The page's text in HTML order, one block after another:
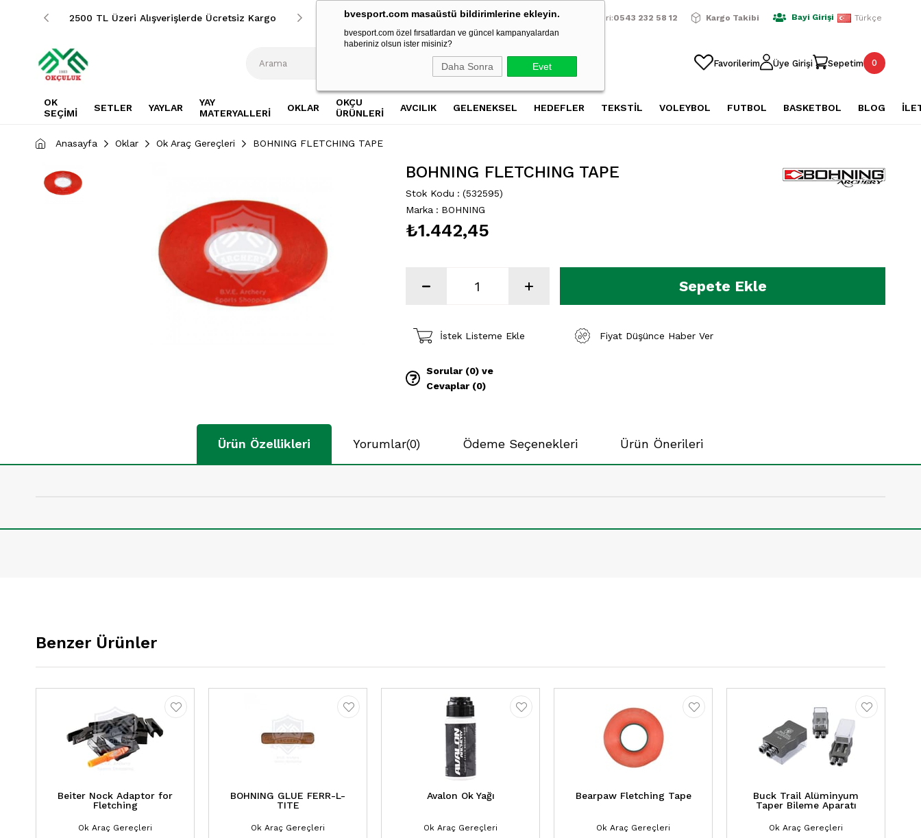
bvesport.com masaüstü bildirimlerine ekleyin.
bvesport.com özel fırsatlardan ve güncel kampanyalardan
haberiniz olsun ister misiniz?
Daha Sonra Evet
2500 TL Üzeri Alışverişlerde Ücretsiz Kargo 2500 TL Üzeri Alışverişlerde Ücretsiz Kargo 2500 TL Üzeri Alışverişlerde Ücretsiz Kargo 2500 TL Üzeri Alışverişlerde
Müşteri Hizmetleri:0543 232 58 12 Kargo Takibi Bayi Girişi Türkçe
Favorilerim Üye Girişi Sepetim 0
OK
SEÇİMİ
SETLER YAYLAR
YAY
MATERYALLERİ
OKLAR
OKÇU
ÜRÜNLERİ
AVCILIK GELENEKSEL HEDEFLER TEKSTİL VOLEYBOL FUTBOL BASKETBOL BLOG
Anasayfa Oklar Ok Araç Gereçleri BOHNING FLETCHING TAPE
BOHNING FLETCHING TAPE
Stok Kodu
(532595)
Marka : BOHNING
₺1.442,45
İstek Listeme Ekle Fiyat Düşünce Haber Ver
Sorular (0) ve
Cevaplar (0)
Ürün Özellikleri Yorumlar(0) Ödeme Seçenekleri Ürün Önerileri
Benzer Ürünler
Beiter Nock Adaptor for
Fletching
Ok Araç Gereçleri
BOHNING GLUE FERR-L-
TITE
Ok Araç Gereçleri
Avalon Ok Yağı
Ok Araç Gereçleri
Bearpaw Fletching Tape
Ok Araç Gereçleri
Buck Trail Alüminyum
Taper Bileme Aparatı
Ok Araç Gereçleri